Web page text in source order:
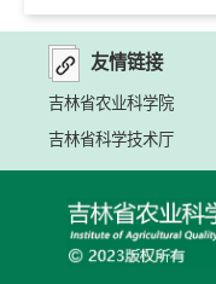
友情链接
吉林省农业科学院
吉林省科学技术厅